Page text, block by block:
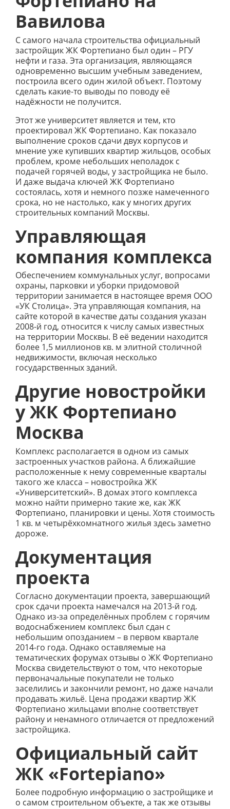
Вавилова
С самого начала строительства официальный
застройщик ЖК Фортепиано был один – РГУ
нефти и газа. Эта организация, являющаяся
одновременно высшим учебным заведением,
построила всего один жилой объект. Поэтому
сделать какие-то выводы по поводу её
надёжности не получится.
Этот же университет является и тем, кто
проектировал ЖК Фортепиано. Как показало
выполнение сроков сдачи двух корпусов и
мнение уже купивших квартир жильцов, особых
проблем, кроме небольших неполадок с
подачей горячей воды, у застройщика не было.
И даже выдача ключей ЖК Фортепиано
состоялась, хотя и немного позже намеченного
срока, но не настолько, как у многих других
строительных компаний Москвы.
Управляющая
компания комплекса
Обеспечением коммунальных услуг, вопросами
охраны, парковки и уборки придомовой
территории занимается в настоящее время ООО
«УК Столица». Эта управляющая компания, на
сайте которой в качестве даты создания указан
2008-й год, относится к числу самых известных
на территории Москвы. В её ведении находится
более 1,5 миллионов кв. м элитной столичной
недвижимости, включая несколько
государственных зданий.
Другие новостройки
у ЖК Фортепиано
Москва
Комплекс располагается в одном из самых
застроенных участков района. А ближайшие
расположенные к нему современные кварталы
такого же класса – новостройка ЖК
«Университетский». В домах этого комплекса
можно найти примерно такие же, как ЖК
Фортепиано, планировки и цены. Хотя стоимость
1 кв. м четырёхкомнатного жилья здесь заметно
дороже.
Документация
проекта
Согласно документации проекта, завершающий
срок сдачи проекта намечался на 2013-й год.
Однако из-за определённых проблем с горячим
водоснабжением комплекс был сдан с
небольшим опозданием – в первом квартале
2014-го года. Однако оставляемые на
тематических форумах отзывы о ЖК Фортепиано
Москва свидетельствуют о том, что некоторые
первоначальные покупатели не только
заселились и закончили ремонт, но даже начали
продавать жильё. Цена продажи квартир ЖК
Фортепиано жильцами вполне соответствует
району и ненамного отличается от предложений
застройщика.
Официальный сайт
ЖК «Fortepiano»
Более подробную информацию о застройщике и
о самом строительном объекте, а так же отзывы